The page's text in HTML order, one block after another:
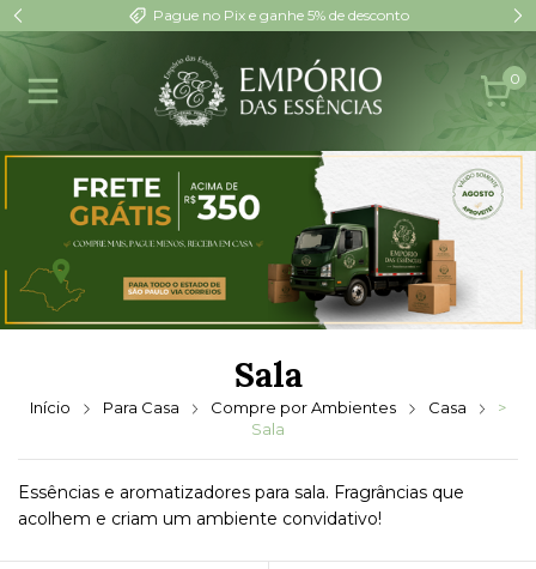
Pague no Pix e ganhe 5% de desconto
0
Sala
Início Para Casa Compre por Ambientes Casa
>
Sala
Essências e aromatizadores para sala. Fragrâncias que
acolhem e criam um ambiente convidativo!